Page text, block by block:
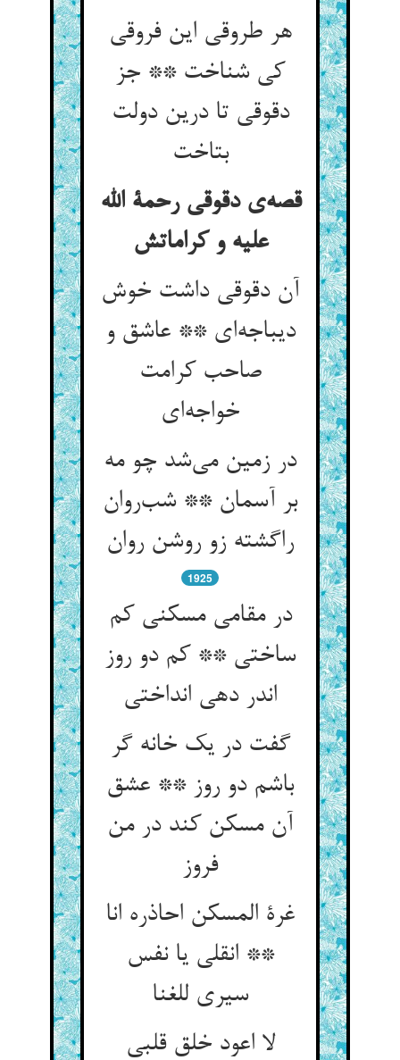
هر طروقی این فروقی
کی شناخت ** جز
دقوقی تا درین دولت
بتاخت
قصه‌ی دقوقی رحمة الله
علیه و کراماتش
آن دقوقی داشت خوش
دیباجه‌ای ** عاشق و
صاحب کرامت
خواجه‌ای
در زمین می‌شد چو مه
بر آسمان ** شب‌روان
راگشته زو روشن روان
1925
در مقامی مسکنی کم
ساختی ** کم دو روز
اندر دهی انداختی
گفت در یک خانه گر
باشم دو روز ** عشق
آن مسکن کند در من
فروز
غرة المسکن احاذره انا
** انقلی یا نفس
سیری للغنا
لا اعود خلق قلبی